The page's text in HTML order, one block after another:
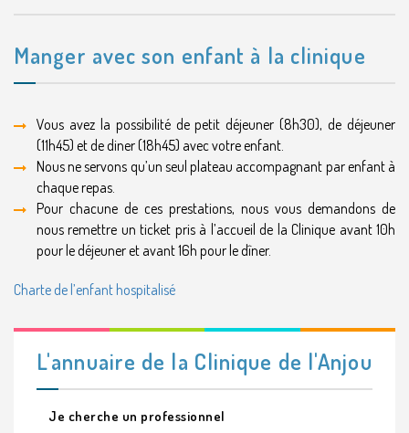
Manger avec son enfant à la clinique
Vous avez la possibilité de petit déjeuner (8h30), de déjeuner
(11h45) et de diner (18h45) avec votre enfant.
Nous ne servons qu’un seul plateau accompagnant par enfant à
chaque repas.
Pour chacune de ces prestations, nous vous demandons de
nous remettre un ticket pris à l’accueil de la Clinique avant 10h
pour le déjeuner et avant 16h pour le dîner.
Charte de l’enfant hospitalisé
L'annuaire de la Clinique de l'Anjou
Je cherche un professionnel